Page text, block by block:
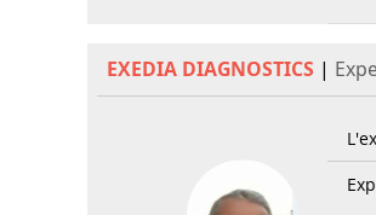
EXEDIA DIAGNOSTICS |